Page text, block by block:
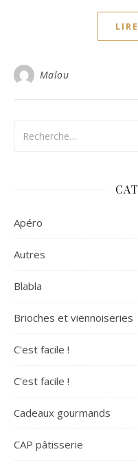
Malou
Apéro
Autres
Blabla
Brioches et viennoiseries
C'est facile !
C'est facile !
Cadeaux gourmands
CAP pâtisserie